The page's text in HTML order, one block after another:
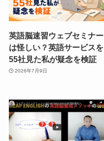
英語脳速習ウェブセミナー
は怪しい？英語サービスを
55社見た私が疑念を検証
2026年7月9日